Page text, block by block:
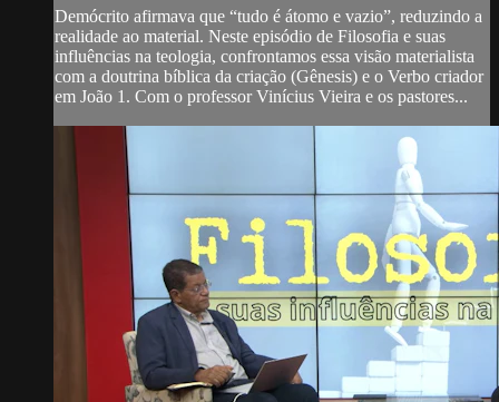
Demócrito afirmava que “tudo é átomo e vazio”, reduzindo a
realidade ao material. Neste episódio de Filosofia e suas
influências na teologia, confrontamos essa visão materialista
com a doutrina bíblica da criação (Gênesis) e o Verbo criador
em João 1. Com o professor Vinícius Vieira e os pastores...